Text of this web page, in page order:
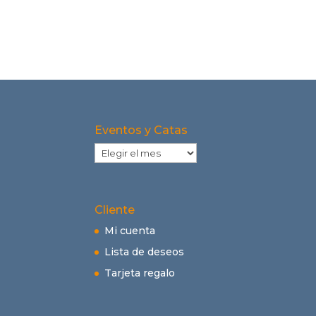
Eventos y Catas
Eventos
y
Cliente
Mi cuenta
Lista de deseos
Tarjeta regalo